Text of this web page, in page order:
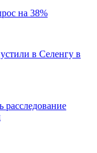
на 38%
в Селенгу в
расследование